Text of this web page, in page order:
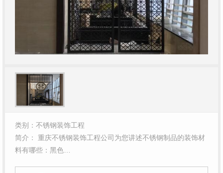
类别：不锈钢装饰工程
简介： 重庆不锈钢装饰工程公司为您讲述不锈钢制品的装饰材
料有哪些：黑色…